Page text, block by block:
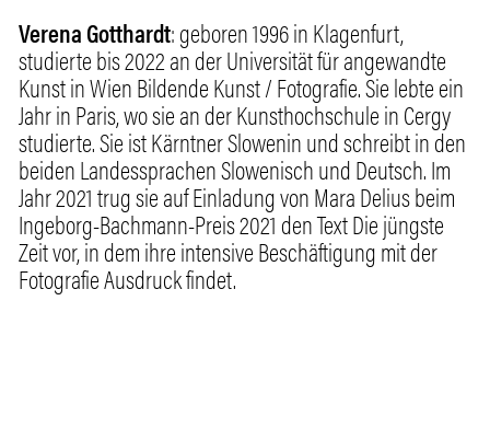
Verena Gotthardt: geboren 1996 in Klagenfurt,
studierte bis 2022 an der Universität für angewandte
Kunst in Wien Bildende Kunst / Fotografie. Sie lebte ein
Jahr in Paris, wo sie an der Kunsthochschule in Cergy
studierte. Sie ist Kärntner Slowenin und schreibt in den
beiden Landessprachen Slowenisch und Deutsch. Im
Jahr 2021 trug sie auf Einladung von Mara Delius beim
Ingeborg-Bachmann-Preis 2021 den Text Die jüngste
Zeit vor, in dem ihre intensive Beschäftigung mit der
Fotografie Ausdruck findet.